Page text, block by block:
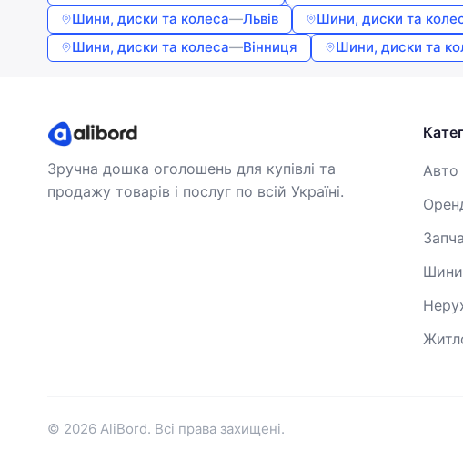
Шини, диски та колеса—Львів Шини, диски та
Шини, диски та колеса—Вінниця Шини, диски та
Зручна дошка оголошень для купівлі та
продажу товарів і послуг по всій Україні.
Авто
© 2026 AliBord. Всі права захищені.